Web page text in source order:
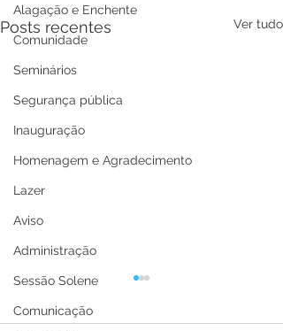
Alagação e Enchente
Comunidade
Seminários
Segurança pública
Inauguração
Homenagem e Agradecimento
Lazer
Aviso
Administração
Sessão Solene
Comunicação
Posts recentes Ver tudo